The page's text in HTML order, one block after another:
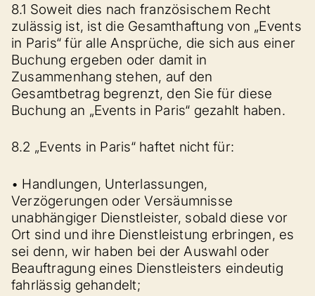
8.1 Soweit dies nach französischem Recht
zulässig ist, ist die Gesamthaftung von „Events
in Paris“ für alle Ansprüche, die sich aus einer
Buchung ergeben oder damit in
Zusammenhang stehen, auf den
Gesamtbetrag begrenzt, den Sie für diese
Buchung an „Events in Paris“ gezahlt haben.
8.2 „Events in Paris“ haftet nicht für:
• Handlungen, Unterlassungen,
Verzögerungen oder Versäumnisse
unabhängiger Dienstleister, sobald diese vor
Ort sind und ihre Dienstleistung erbringen, es
sei denn, wir haben bei der Auswahl oder
Beauftragung eines Dienstleisters eindeutig
fahrlässig gehandelt;